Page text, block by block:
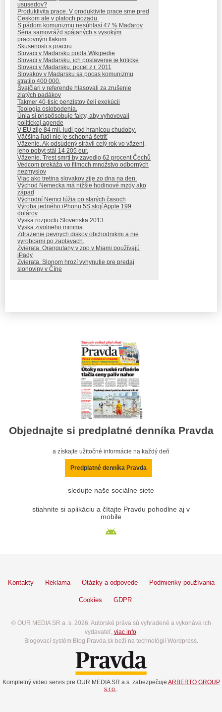
ususedov?
Produktivita prace. V produktivite prace sme pred
Ceskom ale v platoch pozadu.
S pádom komunizmu nesúhlasí 47 % Maďarov
Séria samovrážd spájaných s vysokým
pracovným tlakom
Skusenosti s pracou
Slovaci v Madarsku podla Wikipedie
Slovaci v Madarsku, ich postavenie je kriticke
Slovaci v Madarsku, pocet z r. 2011
Slovakov v Madarsku sa pocas komunizmu
stratilo 400 000.
Švajčiari v referende hlasovali za zrušenie
zlatých padákov
Takmer 40-tisíc penzistov čelí exekúcii
Teologia oslobodenia.
Únia si prispôsobuje fakty, aby vyhovovali
politickej agende
V EU zije 84 mil. ludi pod hranicou chudoby.
Väčšina ľudí nie je schopná šetriť
Väzenie. Ak odsúdený strávil celý rok vo väzení,
jeho pobyt stál 14 205 eur.
Väzenie. Trest smrti by zavedlo 62 procent Čechů
Vedcom prekáža vo filmoch množstvo odborných
nezmyslov
Viac ako tretina slovakov zije zo dna na den.
Východ Nemecka má nižšie hodinové mzdy ako
západ
Východní Nemci túžia po starých časoch
Výroba jedného iPhonu 5S stojí Apple 199
dolárov
Vyska rozpoctu Slovenska 2013
Vyska zivotneho minima
Zdrazenie pevnych diskov obchodnikmi a nie
vyrobcami po zaplavach.
Zvierata. Orangutany v zoo v Miami používajú
iPady
Zvierata. Slonom hrozí vyhynutie pre predaj
slonoviny v Číne
Objednajte si predplatné denníka Pravda
a získajte užitočné informácie na každý deň
Predplatné denníka Pravda
sledujte naše sociálne siete
stiahnite si aplikáciu a čítajte Pravdu pohodlne aj v
mobile
Kontakty Reklama Otázky a odpovede Podmienky používania
Cookies GDPR
© OUR MEDIA SR a. s. 2026. Autorské práva sú vyhradené a vykonáva ich
vydavateľ, viac info.
Blogovací systém Blog.Pravda.sk beží na technológií Wordpress.
Kompletný video servis pre OUR MEDIA SR a.s. zabezpečuje ARBERTO GROUP
s.r.o..